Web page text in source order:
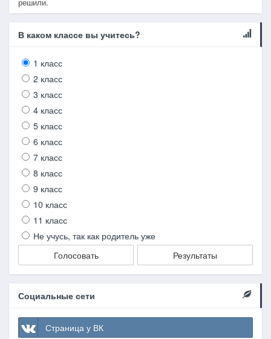
В каком классе вы учитесь?
1 класс
2 класс
3 класс
4 класс
5 класс
6 класс
7 класс
8 класс
9 класс
10 класс
11 класс
Не учусь, так как родитель уже
Голосовать
Результаты
Социальные сети
Страница у ВК